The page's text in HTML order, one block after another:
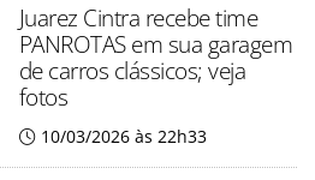
Juarez Cintra recebe time
PANROTAS em sua garagem
de carros clássicos; veja
fotos
10/03/2026 às 22h33